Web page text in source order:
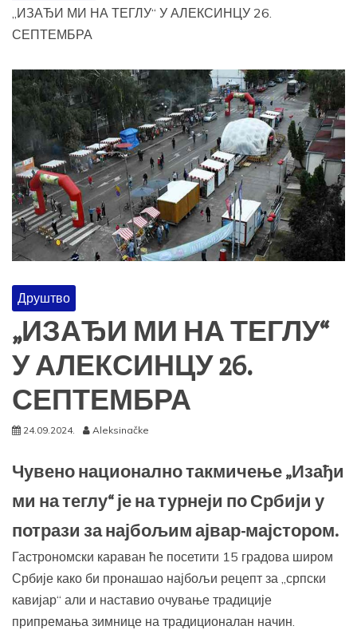
„ИЗАЂИ МИ НА ТЕГЛУ“ У АЛЕКСИНЦУ 26.
СЕПТЕМБРА
Друштво
„ИЗАЂИ МИ НА ТЕГЛУ“
У АЛЕКСИНЦУ 26.
СЕПТЕМБРА
24.09.2024. Aleksinačke
Чувено национално такмичење „Изађи
ми на теглу“ је на турнеји по Србији у
потрази за најбољим ајвар-мајстором.
Гастрономски караван ће посетити 15 градова широм
Србије како би пронашао најбољи рецепт за „српски
кавијар“ али и наставио очување традиције
припремања зимнице на традиционалан начин.